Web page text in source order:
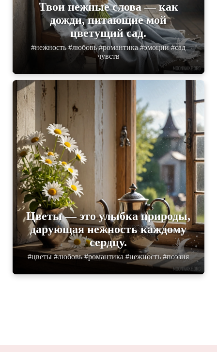
Твои нежные слова — как
дожди, питающие мой
цветущий сад.
#нежность #любовь #романтика #эмоции #сад
чувств
Цветы — это улыбка природы,
дарующая нежность каждому
сердцу.
#цветы #любовь #романтика #нежность #поэзия